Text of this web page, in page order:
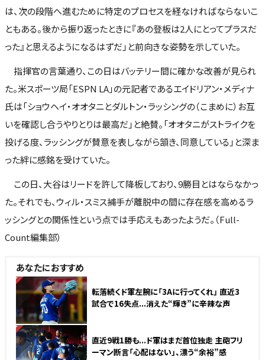
は、次の段階へ進むために特定のプロセスを経なければならないこ
ともある。後から振り返ったときに『あの登板は2人にとってプラスだ
った』と思えるようになるはずだ」と前向きな姿勢を示していた。
指揮官の言葉通り、この日はバッテリー間に確かな改善が見られ
た。米スポーツ局「ESPN LA」の元記者であるエイドリアン・メディナ
氏は「ショウヘイ・オオタニとダルトン・ラッシングの（こまめに）お互
いを確認し合うやりとりは最高だ」と絶賛。「オオタニがストライクを
投げる度、ラッシングが賛意を表しながら頷き、同意している」と深ま
った絆に感銘を受けていた。
この日、大谷はリードを許して降板しており、9勝目とはならなかっ
た。それでも、ウィル・スミス捕手が離脱中の間に存在感を高めるラ
ッシングとの関係性という点では手応えもあったようだ。（Full-
Count編集部）
あなたにおすすめ
NEW
転落続くド軍左腕に「3Aに行ってくれ」 直近3
試合で16失点...消えた“輝き”に辛辣な声
NEW
直近9戦1勝も...ド軍はまだ首位独走 主砲フリ
ーマン断言「心配はない」、漂う“余裕”感